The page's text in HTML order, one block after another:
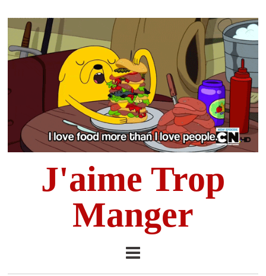
J'aime Trop
Manger